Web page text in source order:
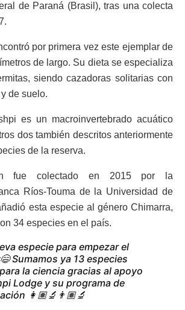
de Paraná (Brasil), tras una colecta
por primera vez este ejemplar de
de largo. Su dieta se especializa
siendo cazadoras solitarias con
de suelo.
es un macroinvertebrado acuático
dos también descritos anteriormente
de la reserva.
fue colectado en 2015 por la
Ríos-Touma de la Universidad de
esta especie al género Chimarra,
34 especies en el país.
especie para empezar el
Sumamos ya 13 especies
la ciencia gracias al apoyo
Lodge y su programa de
👩🏽‍🔬👨🏽‍🔬